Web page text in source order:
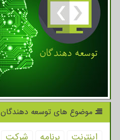
موضوع های توسعه دهندگان
اینترنت برنامه شركت